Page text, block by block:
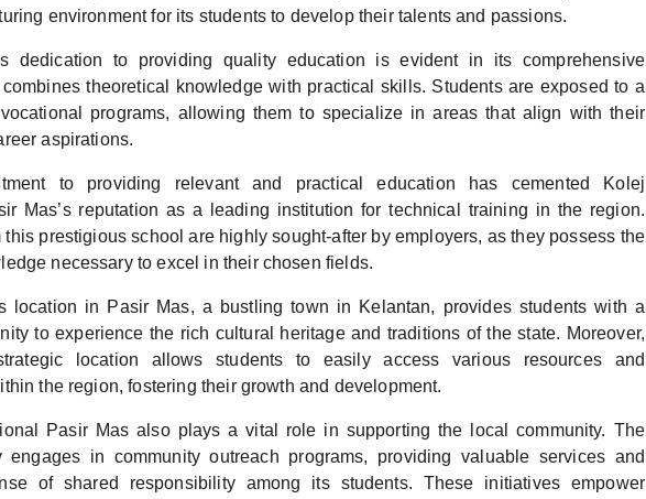
environment for its students to develop their talents and passions.
dedication to providing quality education is evident in its comprehensive
theoretical knowledge with practical skills. Students are exposed to a
programs, allowing them to specialize in areas that align with their
aspirations.
to providing relevant and practical education has cemented Kolej
Mas’s reputation as a leading institution for technical training in the region.
this prestigious school are highly sought-after by employers, as they possess the
necessary to excel in their chosen fields.
location in Pasir Mas, a bustling town in Kelantan, provides students with a
to experience the rich cultural heritage and traditions of the state. Moreover,
location allows students to easily access various resources and
the region, fostering their growth and development.
Pasir Mas also plays a vital role in supporting the local community. The
engages in community outreach programs, providing valuable services and
of shared responsibility among its students. These initiatives empower